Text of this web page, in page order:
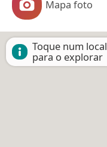
Mapa foto
Toque num local
para o explorar